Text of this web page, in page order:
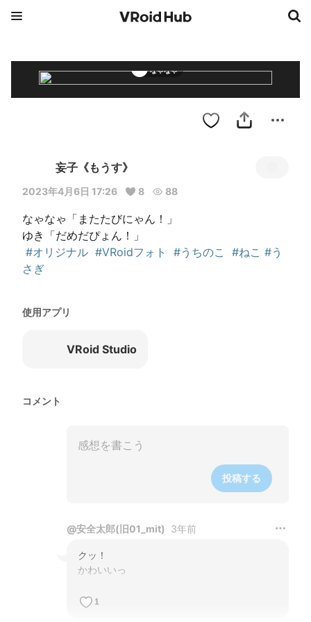
なゃなゃ
妄子《もうす》
2023年4月6日 17:26 8 88
なゃなゃ「またたびにゃん！」
ゆき「だめだぴょん！」
#オリジナル #VRoidフォト #うちのこ #ねこ #う
さぎ
使用アプリ
VRoid Studio
コメント
投稿する
@安全太郎(旧01_mit) 3年前
クッ！
かわいいっ
1